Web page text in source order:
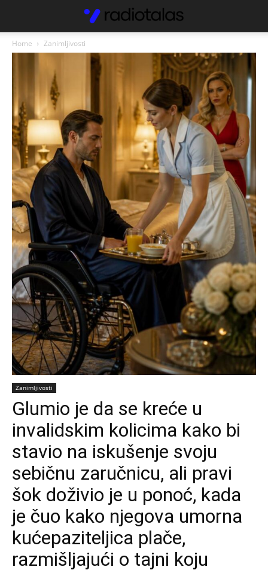
Home Zanimljivosti
Zanimljivosti
Glumio je da se kreće u
invalidskim kolicima kako bi
stavio na iskušenje svoju
sebičnu zaručnicu, ali pravi
šok doživio je u ponoć, kada
je čuo kako njegova umorna
kućepaziteljica plače,
razmišljajući o tajni koju